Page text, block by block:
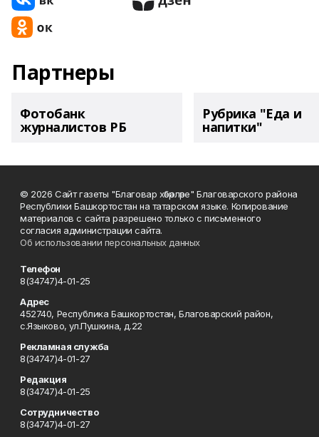
Партнеры
Фотобанк
журналистов РБ
Рубрика "Еда и
напитки"
© 2026 Сайт газеты "Благовар хәбәрләре" Благоварского района
Республики Башкортостан на татарском языке. Копирование
материалов с сайта разрешено только с письменного
согласия администрации сайта.
Об использовании персональных данных
Телефон
8(34747)4-01-25
Адрес
452740, Республика Башкортостан, Благоварский район,
с.Языково, ул.Пушкина, д.22
Рекламная служба
8(34747)4-01-27
Редакция
8(34747)4-01-25
Сотрудничество
8(34747)4-01-27